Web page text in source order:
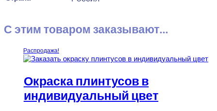
С этим товаром заказывают...
Распродажа!
Окраска плинтусов в
индивидуальный цвет